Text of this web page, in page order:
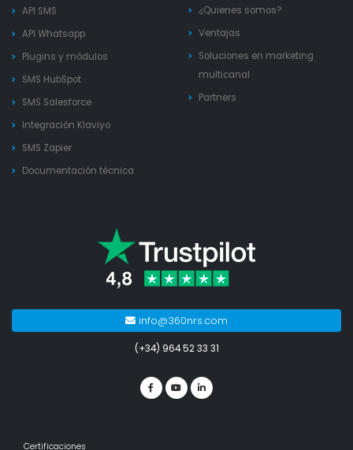
API SMS
API Whatsapp
Plugins y módulos
SMS HubSpot
SMS Salesforce
Integración Klaviyo
SMS Zapier
Documentación técnica
¿Quienes somos?
Ventajas
Soluciones en marketing
multicanal
Partners
info@360nrs.com
(+34) 964 52 33 31
Certificaciones